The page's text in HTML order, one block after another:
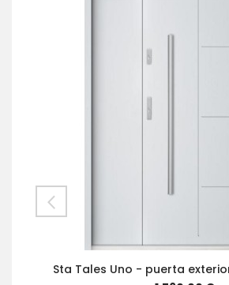
Sta Tales Uno - puerta